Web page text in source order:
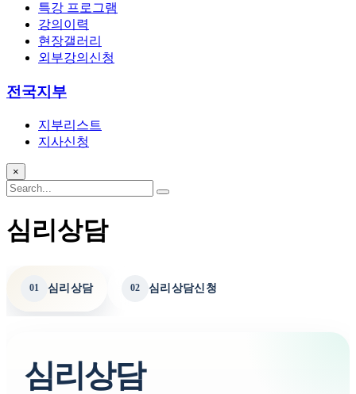
특강 프로그램
강의이력
현장갤러리
외부강의신청
전국지부
지부리스트
지사신청
×
심리상담
01 심리상담 02 심리상담신청
심리상담